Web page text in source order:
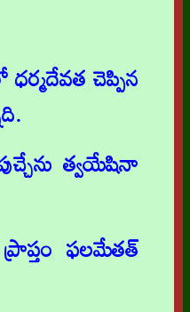
చెప్పిన
త్వయేషినా
ఫలమేతత్